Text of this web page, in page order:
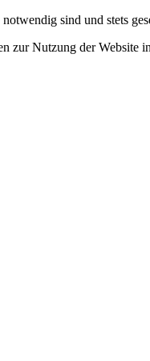
sind und stets
zur Nutzung der Website